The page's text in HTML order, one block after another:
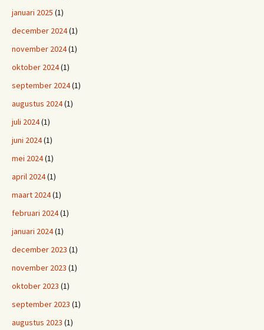
januari 2025 (1)
december 2024(1)
november 2024(1)
oktober 2024(1)
september 2024(1)
augustus 2024(1)
juli 2024(1)
juni 2024(1)
mei 2024(1)
april 2024(1)
maart 2024(1)
februari 2024(1)
januari 2024(1)
december 2023 (1)
november 2023 (1)
oktober 2023 (1)
september 2023 (1)
augustus 2023 (1)